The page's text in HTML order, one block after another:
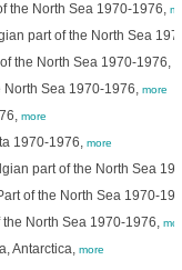
the North Sea 1970-1976,
part of the North Sea
the North Sea 1970-1976,
North Sea 1970-1976, more
more
1970-1976, more
part of the North Sea
of the North Sea 1970-
North Sea 1970-1976,
Antarctica, more